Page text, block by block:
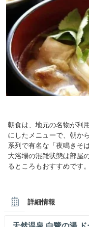
朝食は、地元の名物が利
にしたメニューで、朝か
系列で有名な「夜鳴きそ
大浴場の混雑状態は部屋
るところもおすすめです。
詳細情報